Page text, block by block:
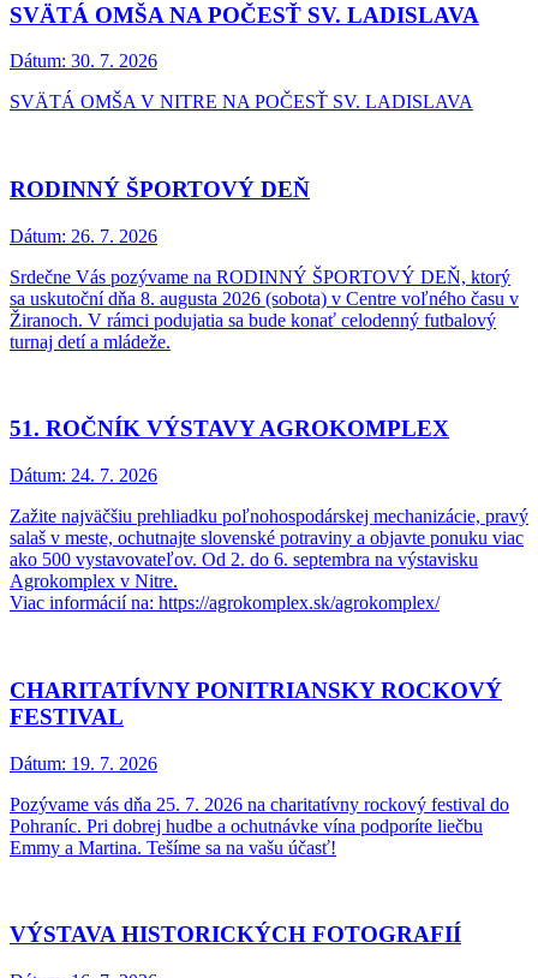
SVÄTÁ OMŠA NA POČESŤ SV. LADISLAVA
Dátum: 30. 7. 2026
SVÄTÁ OMŠA V NITRE NA POČESŤ SV. LADISLAVA
RODINNÝ ŠPORTOVÝ DEŇ
Dátum: 26. 7. 2026
Srdečne Vás pozývame na RODINNÝ ŠPORTOVÝ DEŇ, ktorý
sa uskutoční dňa 8. augusta 2026 (sobota) v Centre voľného času v
Žiranoch. V rámci podujatia sa bude konať celodenný futbalový
turnaj detí a mládeže.
51. ROČNÍK VÝSTAVY AGROKOMPLEX
Dátum: 24. 7. 2026
Zažite najväčšiu prehliadku poľnohospodárskej mechanizácie, pravý
salaš v meste, ochutnajte slovenské potraviny a objavte ponuku viac
ako 500 vystavovateľov. Od 2. do 6. septembra na výstavisku
Agrokomplex v Nitre.
Viac informácií na: https://agrokomplex.sk/agrokomplex/
CHARITATÍVNY PONITRIANSKY ROCKOVÝ
FESTIVAL
Dátum: 19. 7. 2026
Pozývame vás dňa 25. 7. 2026 na charitatívny rockový festival do
Pohraníc. Pri dobrej hudbe a ochutnávke vína podporíte liečbu
Emmy a Martina. Tešíme sa na vašu účasť!
VÝSTAVA HISTORICKÝCH FOTOGRAFIÍ